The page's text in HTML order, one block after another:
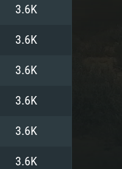
3.6K
3.6K
3.6K
3.6K
3.6K
3.6K